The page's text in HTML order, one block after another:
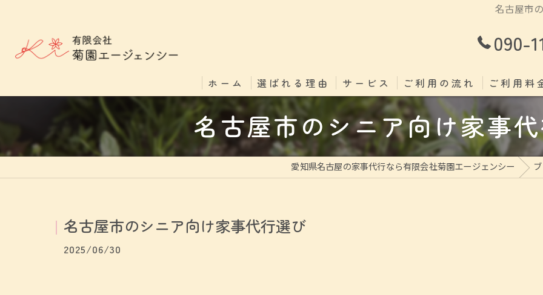
名古屋市
090-
ホーム 選ばれる理由 サービス ご利用の流れ ご利用料
名古屋市のシニア向け家事
愛知県名古屋の家事代行なら有限会社菊園エージェンシー
名古屋市のシニア向け家事代行選び
2025/06/30